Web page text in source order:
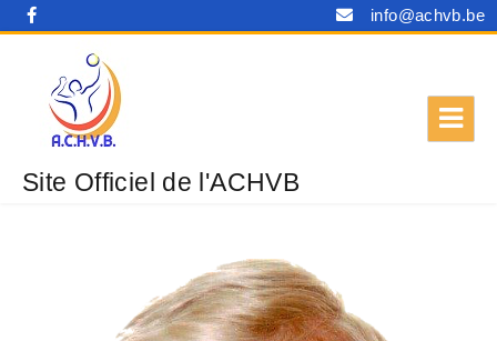
info@achvb.be
Site Officiel de l'ACHVB